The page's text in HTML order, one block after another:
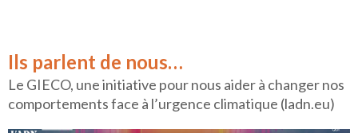
Ils parlent de nous…
Le GIECO, une initiative pour nous aider à changer nos
comportements face à l’urgence climatique (ladn.eu)